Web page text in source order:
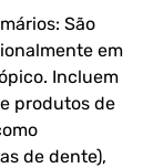
São
em
Incluem
produtos de
de dente),